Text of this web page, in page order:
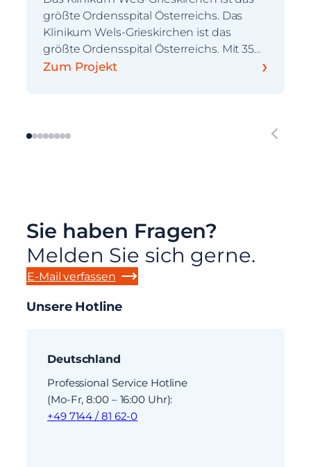
größte Ordensspital Österreichs. Das
Klinikum Wels-Grieskirchen ist das
größte Ordensspital Österreichs. Mit 35…
Zum Projekt ›
Sie haben Fragen?
Melden Sie sich gerne.
E-Mail verfassen
Unsere Hotline
Deutschland
Professional Service Hotline
(Mo-Fr, 8:00 – 16:00 Uhr):
+49 7144 / 81 62-0